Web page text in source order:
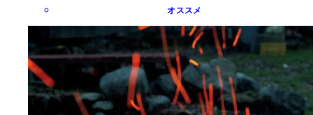
オススメ